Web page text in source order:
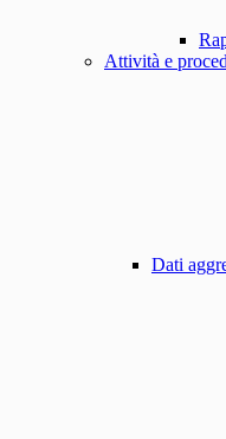
Attività e
Dati